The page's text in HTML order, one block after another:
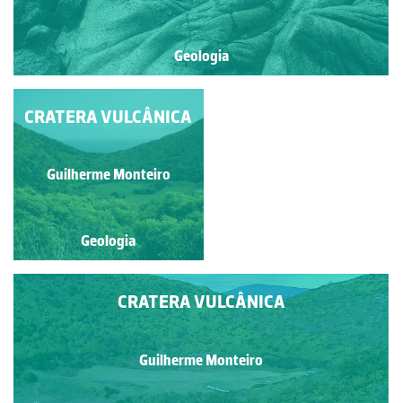
Geologia
CRATERA VULCÂNICA
Guilherme Monteiro
Geologia
CRATERA VULCÂNICA
Guilherme Monteiro
CRATERA VULCÂNICA
Guilherme Monteiro
Geologia